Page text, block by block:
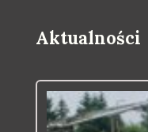
Aktualności